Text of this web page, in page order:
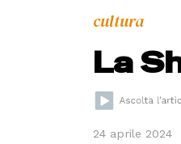
cultura
La
24 aprile 2024